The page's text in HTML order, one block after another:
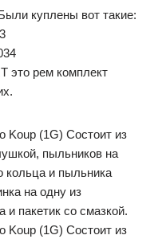
куплены вот такие:
это рем комплект
Состоит из
пыльников на
кольца и пыльника
на одну из
пакетик со смазкой.
Состоит из